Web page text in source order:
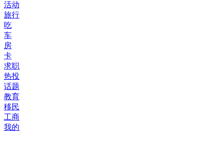
活动
旅行
吃
车
房
卡
求职
热投
话题
教育
移民
工商
我的